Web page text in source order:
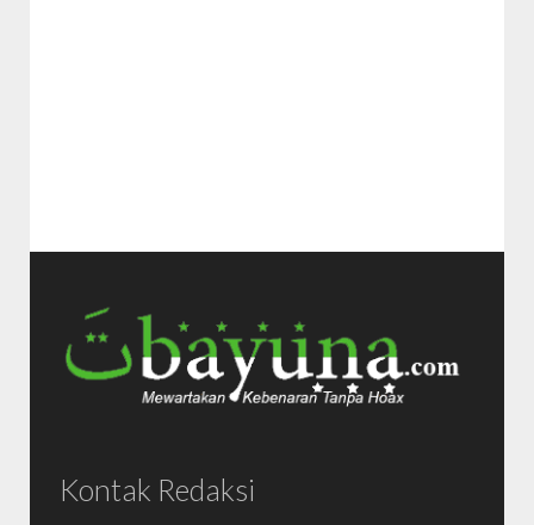
Kontak Redaksi